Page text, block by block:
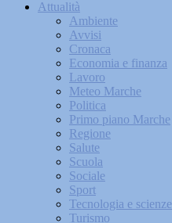
Attualità
Ambiente
Avvisi
Cronaca
Economia e finanza
Lavoro
Meteo Marche
Politica
Primo piano Marche
Regione
Salute
Scuola
Sociale
Sport
Tecnologia e scienze
Turismo